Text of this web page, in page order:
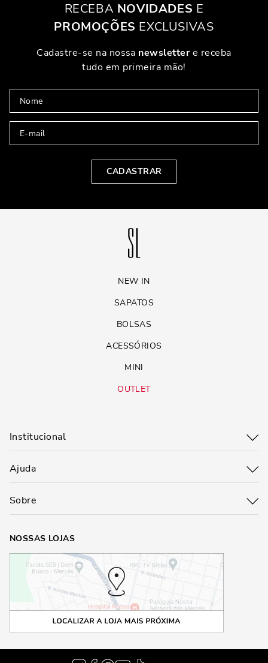
RECEBA NOVIDADES E
PROMOÇÕES EXCLUSIVAS
Cadastre-se na nossa newslettere receba
tudo em primeira mão!
CADASTRAR
NEW IN
SAPATOS
BOLSAS
ACESSÓRIOS
MINI
OUTLET
Institucional
Ajuda
Sobre
NOSSAS LOJAS